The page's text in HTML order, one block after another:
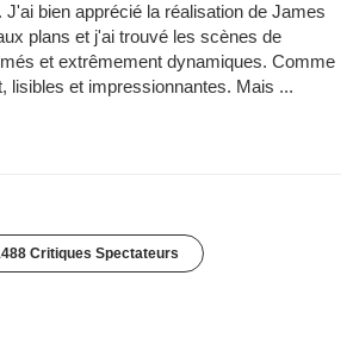
bien apprécié la réalisation de James
plans et j'ai trouvé les scènes de
et extrêmement dynamiques. Comme
lisibles et impressionnantes. Mais ...
Critiques Spectateurs